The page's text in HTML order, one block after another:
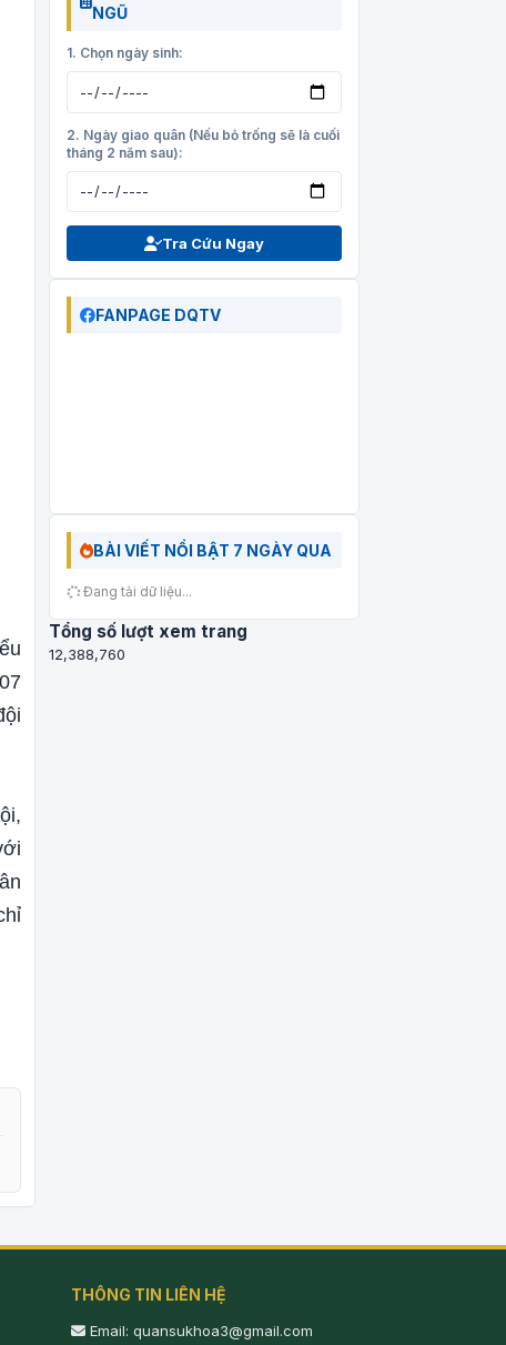
NGŨ
1. Chọn ngày sinh:
2. Ngày giao quân (Nếu bỏ trống sẽ là cuối
tháng 2 năm sau):
Tra Cứu Ngay
FANPAGE DQTV
BÀI VIẾT NỔI BẬT 7 NGÀY QUA
Đang tải dữ liệu...
Tổng số lượt xem trang
12,388,760
THÔNG TIN LIÊN HỆ
Email: quansukhoa3@gmail.com